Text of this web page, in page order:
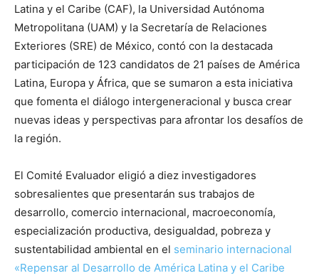
Latina y el Caribe (CAF), la Universidad Autónoma
Metropolitana (UAM) y la Secretaría de Relaciones
Exteriores (SRE) de México, contó con la destacada
participación de 123 candidatos de 21 países de América
Latina, Europa y África, que se sumaron a esta iniciativa
que fomenta el diálogo intergeneracional y busca crear
nuevas ideas y perspectivas para afrontar los desafíos de
la región.
El Comité Evaluador eligió a diez investigadores
sobresalientes que presentarán sus trabajos de
desarrollo, comercio internacional, macroeconomía,
especialización productiva, desigualdad, pobreza y
sustentabilidad ambiental en el seminario internacional
«Repensar al Desarrollo de América Latina y el Caribe